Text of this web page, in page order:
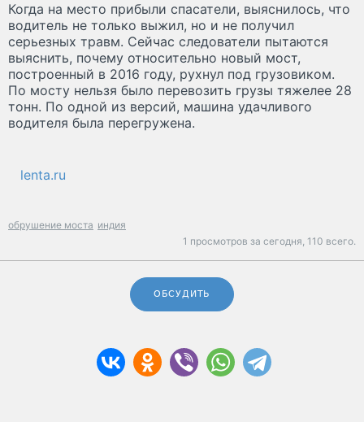
Когда на место прибыли спасатели, выяснилось, что
водитель не только выжил, но и не получил
серьезных травм. Сейчас следователи пытаются
выяснить, почему относительно новый мост,
построенный в 2016 году, рухнул под грузовиком.
По мосту нельзя было перевозить грузы тяжелее 28
тонн. По одной из версий, машина удачливого
водителя была перегружена.
lenta.ru
обрушение моста индия
1 просмотров за сегодня, 110 всего.
ОБСУДИТЬ